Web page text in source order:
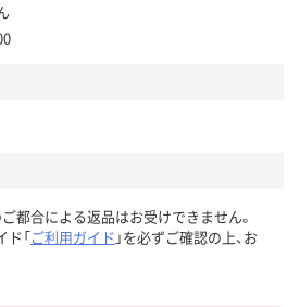
ご都合による返品はお受けできません。
ド「ご利用ガイド 」を必ずご確認の上、お